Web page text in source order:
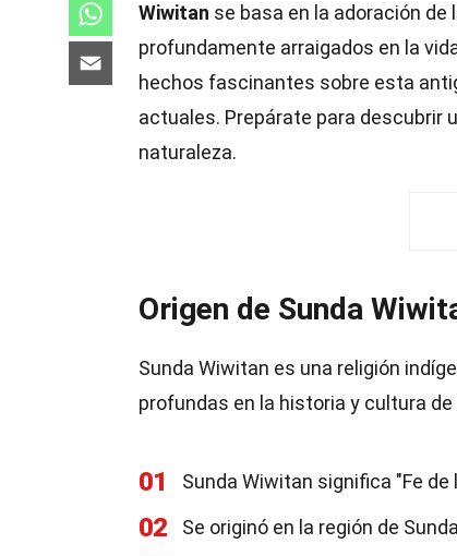
Wiwitan se basa en la adoración de
profundamente arraigados en la
hechos fascinantes sobre esta
actuales. Prepárate para descubrir
naturaleza.
Origen de Sunda
Sunda Wiwitan es una religión
profundas en la historia y cultura de
01 Sunda Wiwitan significa "Fe de
02 Se originó en la región de